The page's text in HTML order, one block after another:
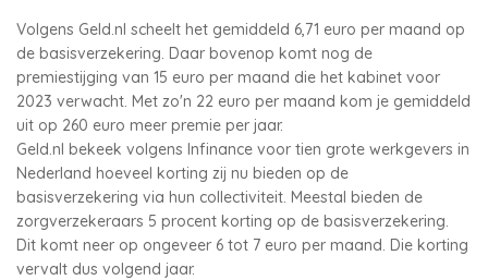
Volgens Geld.nl scheelt het gemiddeld 6,71 euro per maand op
de basisverzekering. Daar bovenop komt nog de
premiestijging van 15 euro per maand die het kabinet voor
2023 verwacht. Met zo'n 22 euro per maand kom je gemiddeld
uit op 260 euro meer premie per jaar.
Geld.nl bekeek volgens Infinance voor tien grote werkgevers in
Nederland hoeveel korting zij nu bieden op de
basisverzekering via hun collectiviteit. Meestal bieden de
zorgverzekeraars 5 procent korting op de basisverzekering.
Dit komt neer op ongeveer 6 tot 7 euro per maand. Die korting
vervalt dus volgend jaar.